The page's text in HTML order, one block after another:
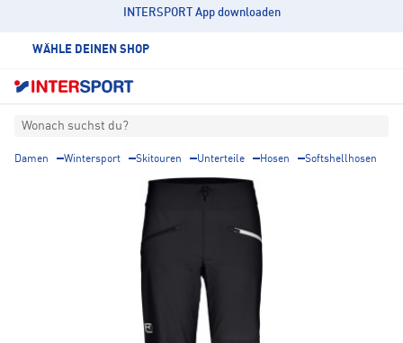
INTERSPORT App downloaden
WÄHLE DEINEN SHOP
Wonach suchst du?
Damen Wintersport Skitouren Unterteile Hosen Softshellhosen